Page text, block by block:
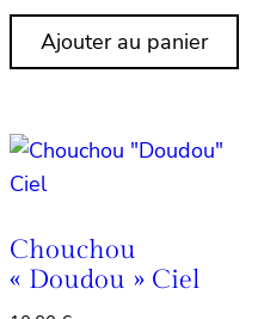
Ajouter au panier
Chouchou
« Doudou » Ciel